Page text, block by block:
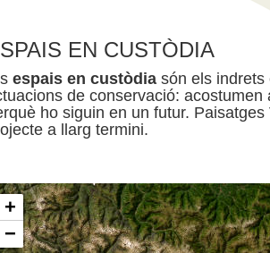
EN CUSTÒDIA
espais en custòdia són els indrets
de conservació:
ho siguin en un futur.
a llarg termini.
+
−